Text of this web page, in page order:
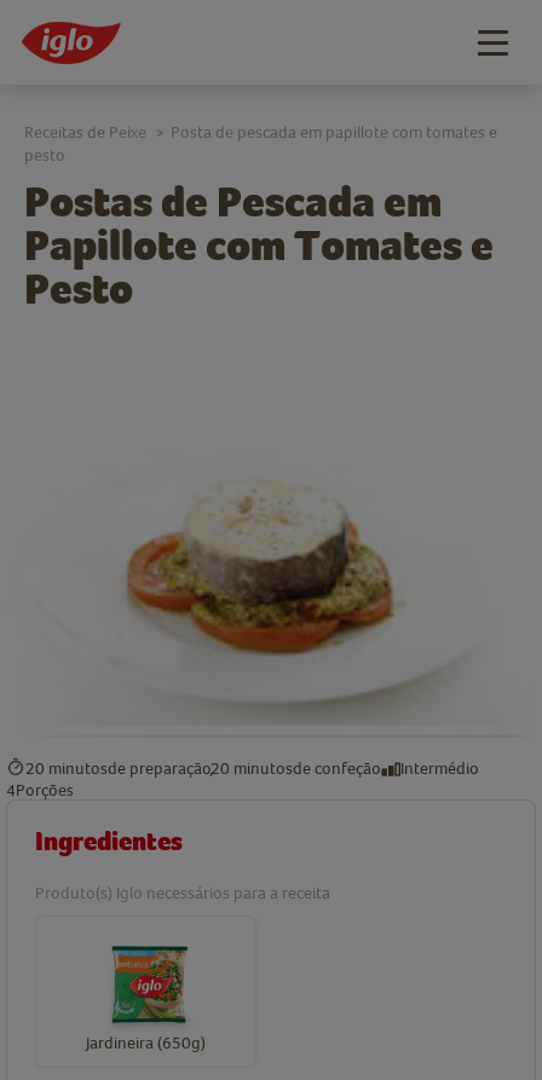
Postas de Pescada em
Papillote com Tomates e
Pesto
Receitas de Peixe > Posta de pescada em papillote com tomates e
pesto
20 minutosde preparação20 minutosde confeção
Intermédio
4Porções
Ingredientes
Produto(s) Iglo necessários para a receita
Jardineira (650g)